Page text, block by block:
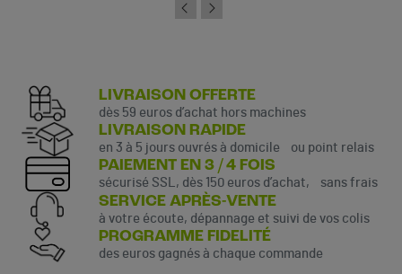
LIVRAISON OFFERTE
dès 59 euros d’achat hors machines
LIVRAISON RAPIDE
en 3 à 5 jours ouvrés à domicile ou point relais
PAIEMENT EN 3 / 4 FOIS
sécurisé SSL, dès 150 euros d’achat, sans frais
SERVICE APRÈS-VENTE
à votre écoute, dépannage et suivi de vos colis
PROGRAMME FIDELITÉ
des euros gagnés à chaque commande